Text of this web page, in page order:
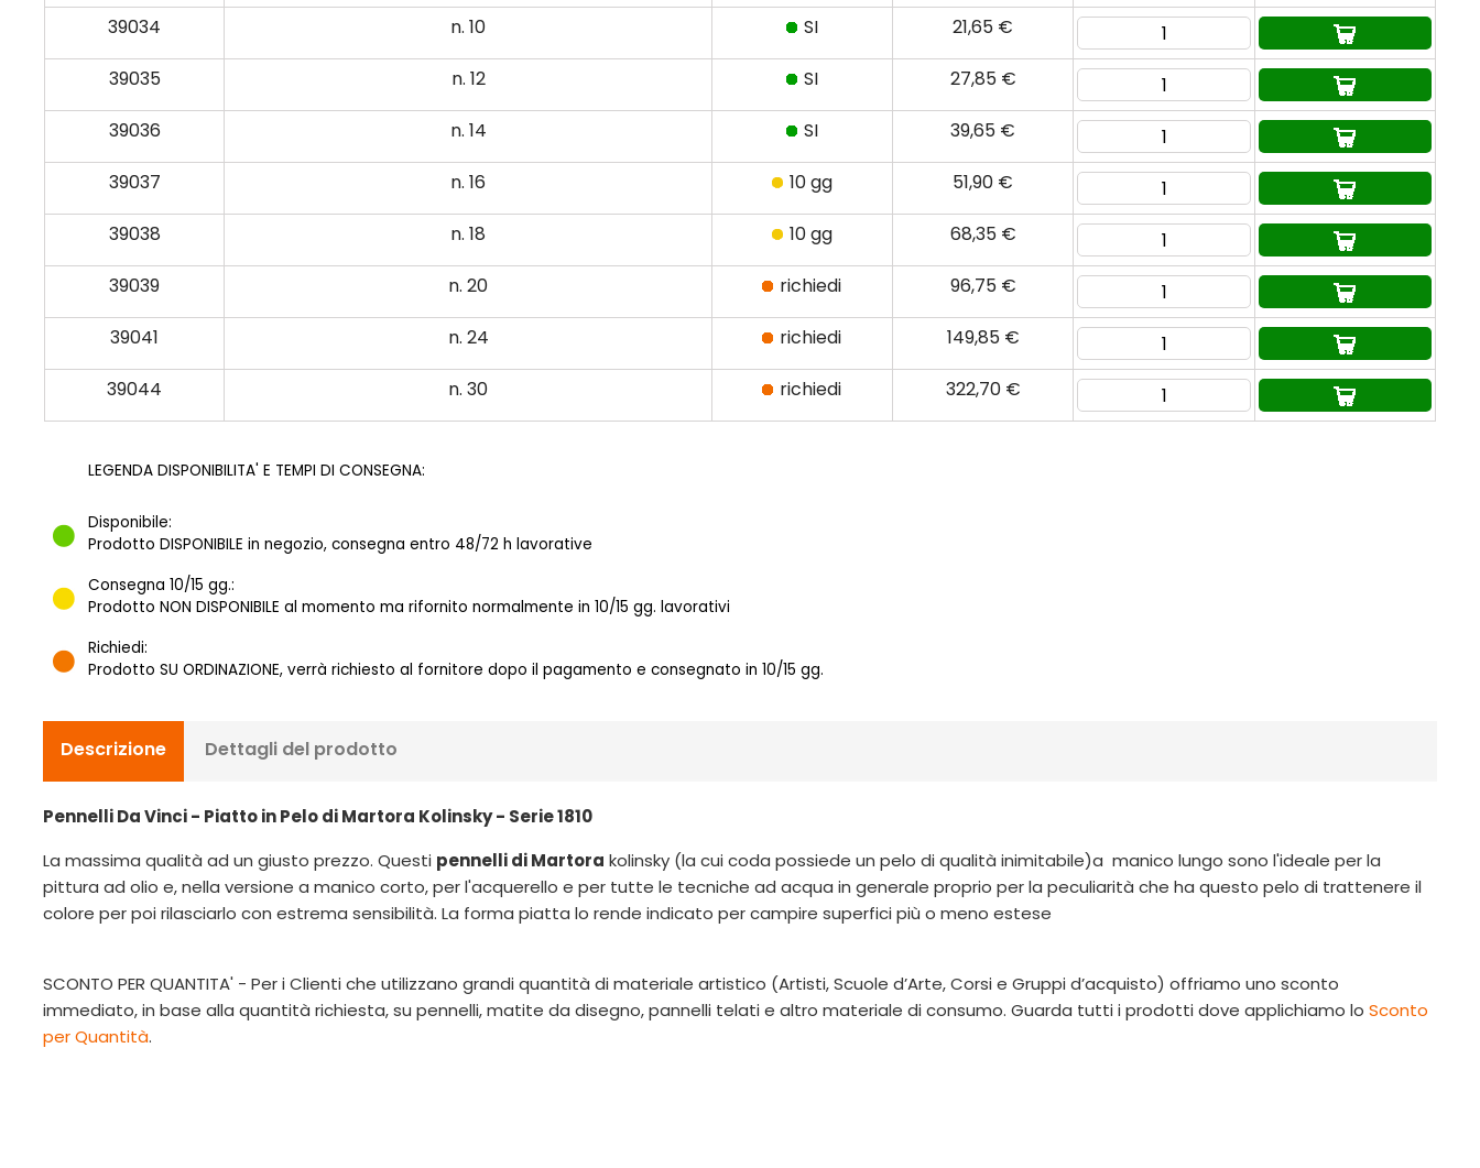
39034 n. 10 SI 21,65 €
39035 n. 12 SI 27,85 €
39036 n. 14 SI 39,65 €
39037 n. 16 10 gg 51,90 €
39038 n. 18 10 gg 68,35 €
39039 n. 20 richiedi 96,75 €
39041 n. 24 richiedi 149,85 €
39044 n. 30 richiedi 322,70 €
LEGENDA DISPONIBILITA' E TEMPI DI CONSEGNA:
Disponibile:
Prodotto DISPONIBILE in negozio, consegna entro 48/72 h lavorative
Consegna 10/15 gg.:
Prodotto NON DISPONIBILE al momento ma rifornito normalmente in 10/15 gg. lavorativi
Richiedi:
Prodotto SU ORDINAZIONE, verrà richiesto al fornitore dopo il pagamento e consegnato in 10/15 gg.
Descrizione Dettagli del prodotto
Pennelli Da Vinci - Piatto in Pelo di Martora Kolinsky - Serie 1810
La massima qualità ad un giusto prezzo. Questi pennelli di Martora kolinsky (la cui coda possiede un pelo di qualità inimitabile)a manico lungo sono l'ideale per la
pittura ad olio e, nella versione a manico corto, per l'acquerello e per tutte le tecniche ad acqua in generale proprio per la peculiarità che ha questo pelo di trattenere il
colore per poi rilasciarlo con estrema sensibilità. La forma piatta lo rende indicato per campire superfici più o meno estese
SCONTO PER QUANTITA' - Per i Clienti che utilizzano grandi quantità di materiale artistico (Artisti, Scuole d’Arte, Corsi e Gruppi d’acquisto) offriamo uno sconto
immediato, in base alla quantità richiesta, su pennelli, matite da disegno, pannelli telati e altro materiale di consumo. Guarda tutti i prodotti dove applichiamo lo Sconto
per Quantità.